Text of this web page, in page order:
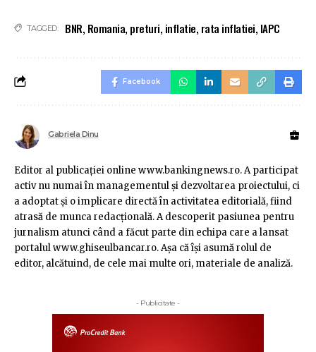
TAGGED: BNR, Romania, preturi, inflatie, rata inflatiei, IAPC
Facebook
Gabriela Dinu
Editor al publicaţiei online www.bankingnews.ro. A participat
activ nu numai în managementul şi dezvoltarea proiectului, ci
a adoptat şi o implicare directă în activitatea editorială, fiind
atrasă de munca redacţională. A descoperit pasiunea pentru
jurnalism atunci când a făcut parte din echipa care a lansat
portalul www.ghiseulbancar.ro. Așa că îşi asumă rolul de
editor, alcătuind, de cele mai multe ori, materiale de analiză.
- Publicitate -